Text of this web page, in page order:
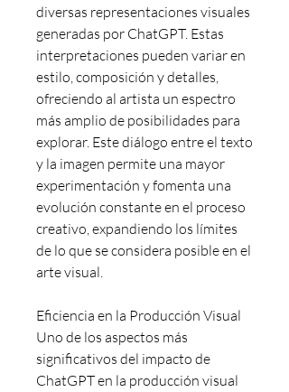
diversas representaciones visuales
generadas por ChatGPT. Estas
interpretaciones pueden variar en
estilo, composición y detalles,
ofreciendo al artista un espectro
más amplio de posibilidades para
explorar. Este diálogo entre el texto
y la imagen permite una mayor
experimentación y fomenta una
evolución constante en el proceso
creativo, expandiendo los límites
de lo que se considera posible en el
arte visual.
Eficiencia en la Producción Visual
Uno de los aspectos más
significativos del impacto de
ChatGPT en la producción visual